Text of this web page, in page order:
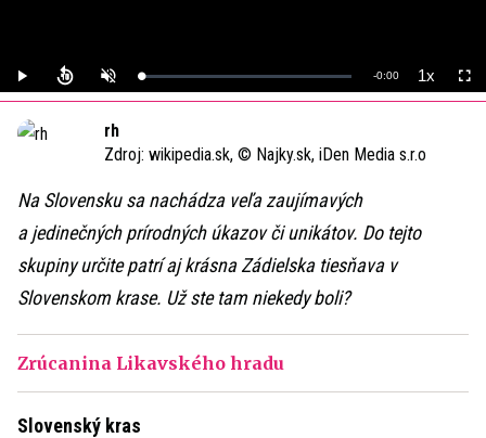
Play UnmuteLoaded:
0%
Remaining
-0:00 1xPlayback
Rate
rh
Zdroj: wikipedia.sk, © Najky.sk, iDen Media s.r.o
Na Slovensku sa nachádza veľa zaujímavých
a jedinečných prírodných úkazov či unikátov. Do tejto
skupiny určite patrí aj krásna Zádielska tiesňava v
Slovenskom krase. Už ste tam niekedy boli?
Zrúcanina Likavského hradu
Slovenský kras